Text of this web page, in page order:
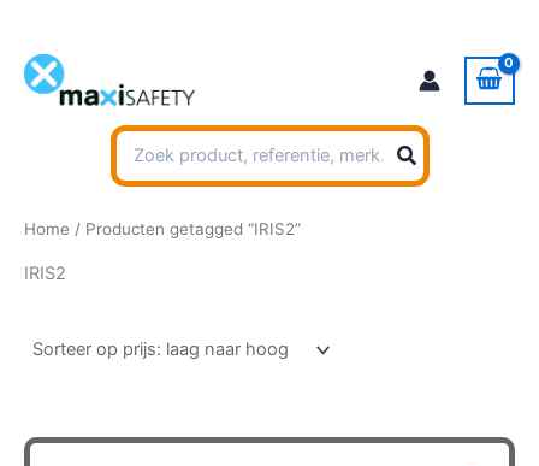
inhoud
Zoeken
naar:
Home / Producten getagged “IRIS2”
IRIS2